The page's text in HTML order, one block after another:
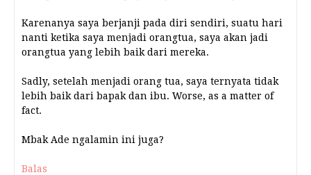
Karenanya saya berjanji pada diri sendiri, suatu hari
nanti ketika saya menjadi orangtua, saya akan jadi
orangtua yang lebih baik dari mereka.
Sadly, setelah menjadi orang tua, saya ternyata tidak
lebih baik dari bapak dan ibu. Worse, as a matter of
fact.
Mbak Ade ngalamin ini juga?
Balas